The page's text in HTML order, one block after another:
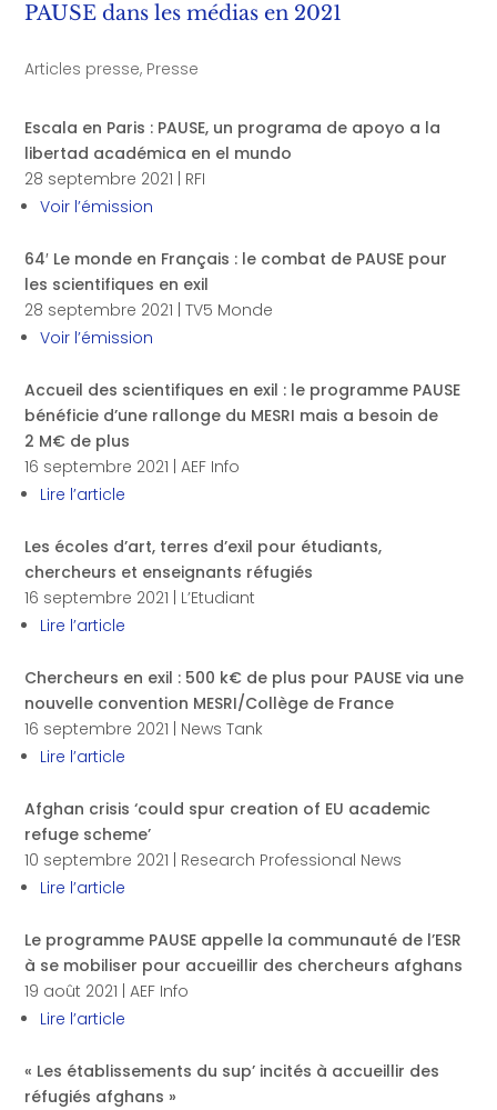
PAUSE dans les médias en 2021
Articles presse, Presse
Escala en Paris : PAUSE, un programa de apoyo a la
libertad académica en el mundo
28 septembre 2021 | RFI
Voir l’émission
64′ Le monde en Français : le combat de PAUSE pour
les scientifiques en exil
28 septembre 2021 | TV5 Monde
Voir l’émission
Accueil des scientifiques en exil : le programme PAUSE
bénéficie d’une rallonge du MESRI mais a besoin de
2 M€ de plus
16 septembre 2021 | AEF Info
Lire l’article
Les écoles d’art, terres d’exil pour étudiants,
chercheurs et enseignants réfugiés
16 septembre 2021 | L’Etudiant
Lire l’article
Chercheurs en exil : 500 k€ de plus pour PAUSE via une
nouvelle convention MESRI/Collège de France
16 septembre 2021 | News Tank
Lire l’article
Afghan crisis ‘could spur creation of EU academic
refuge scheme’
10 septembre 2021 | Research Professional News
Lire l’article
Le programme PAUSE appelle la communauté de l’ESR
à se mobiliser pour accueillir des chercheurs afghans
19 août 2021 | AEF Info
Lire l’article
« Les établissements du sup’ incités à accueillir des
réfugiés afghans »